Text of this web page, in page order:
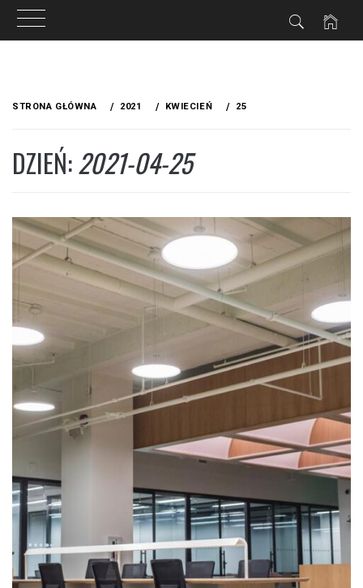
STRONA GŁÓWNA 2021 KWIECIEŃ 25
DZIEŃ:2021-04-25